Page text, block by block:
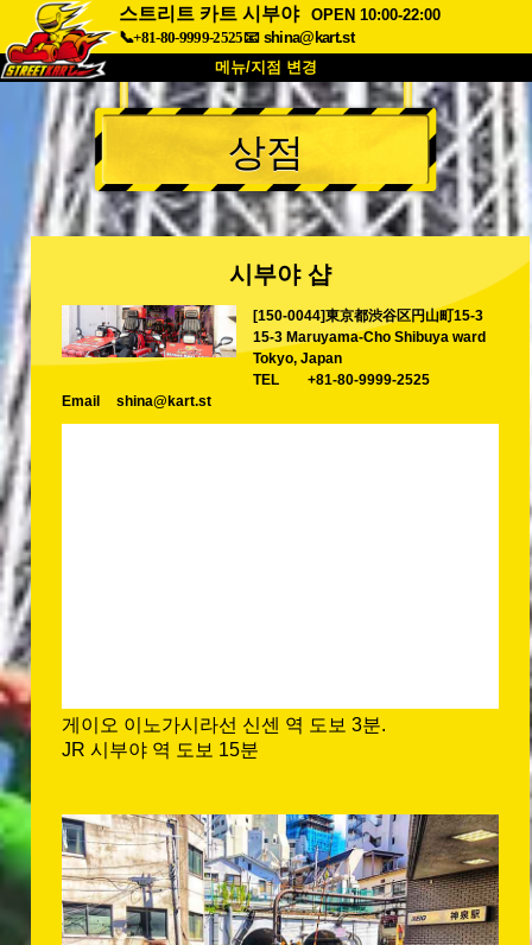
스트리트 카트 시부야
OPEN 10:00-22:00
📞+81-80-9999-2525📧 shina@kart.st
메뉴/지점 변경
최상단
소개 사양 가격
접근성 고객 리뷰 자주 묻는 질문
회사 정보 예약
지점 변경
도쿄 시나가와 #1 도쿄 아키하바라#1
도쿄 아키하바라#2
도쿄 시부야 애넥스
상점
시부야 샵
[150-0044]東京都渋谷区円山町15-3
15-3 Maruyama-Cho Shibuya ward
Tokyo, Japan
TEL
+81-80-9999-2525
Email
shina@kart.st
게이오 이노가시라선 신센 역 도보 3분.
JR 시부야 역 도보 15분